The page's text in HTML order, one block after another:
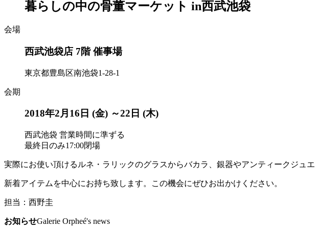
暮らしの中の骨董マーケット in西武池袋
会場
西武池袋店 7階 催事場
東京都豊島区南池袋1-28-1
会期
2018年2月16日 (金) ～22日 (木)
西武池袋 営業時間に準ずる
最終日のみ17:00閉場
実際にお使い頂けるルネ・ラリックのグラスからバカラ、銀器やアンティークジュ
新着アイテムを中心にお持ち致します。この機会にぜひお出かけください。
担当：西野圭
お知らせGalerie Orpheé's news